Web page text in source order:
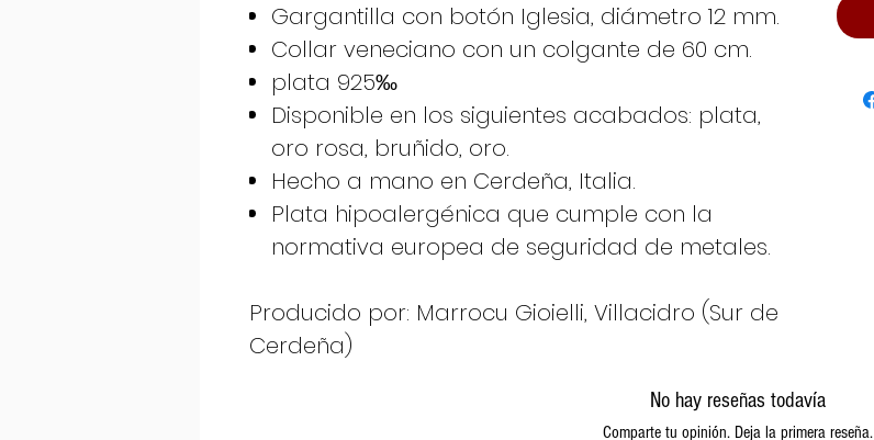
Gargantilla con botón Iglesia, diámetro 12 mm.
Collar veneciano con un colgante de 60 cm.
plata 925‰
Disponible en los siguientes acabados: plata,
oro rosa, bruñido, oro.
Hecho a mano en Cerdeña, Italia.
Plata hipoalergénica que cumple con la
normativa europea de seguridad de metales.
Producido por: Marrocu Gioielli, Villacidro (Sur de
Cerdeña)
No hay reseñas todavía
Comparte tu opinión. Deja la primera reseña.